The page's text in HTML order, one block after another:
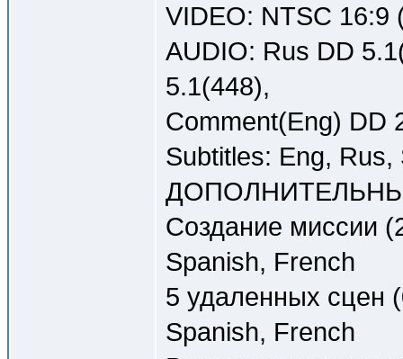
VIDEO: NTSC 16:9
AUDIO: Rus DD
5.1(448),
Comment(Eng) DD
Subtitles: Eng, Rus,
Создание миссии
Spanish, French
5 удаленных сцен
Spanish, French